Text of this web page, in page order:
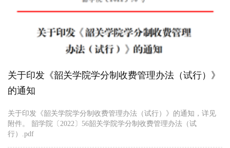
关于印发《韶关学院学分制收费管理办法（试行）》
的通知
关于印发《韶关学院学分制收费管理办法（试行）》的通知，详见
附件。 韶学院〔2022〕56韶关学院学分制收费管理办法（试
行）.pdf